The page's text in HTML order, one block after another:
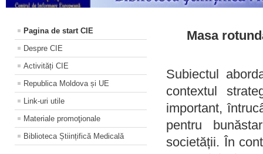
Pagina de start CIE
Despre CIE
Activități CIE
Republica Moldova și UE
Link-uri utile
Materiale promoţionale
Biblioteca Științifică Medicală
Masa
Subiectul
contextul
important,
pentru
societății. În